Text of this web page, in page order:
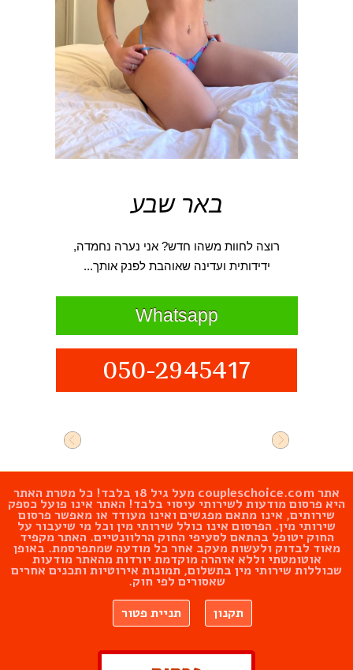
050-2945417
באר שבע
רוצה לחוות משהו חדש? אני נערה נחמדה,
ידידותית ועדינה שאוהבת לפנק אותך...
Whatsapp
אתרcoupleschoice.com מעל גיל 18 בלבד! כל מטרת האתר
היא פרסום מודעות לשירותי עיסוי בלבד! האתר אינו פועל כספק
שירותים, אינו מתאם מפגשים ואינו מעודד או מאפשר פרסום
שירותי מין. הפרסום אינו כולל שירותי מין וכל מי שיעבור על
החוק יטופל בהתאם לסעיפי החוק הרלוונטיים. האתר מקפיד
מאוד לבדוק ולעשות מעקב אחר כל מודעה שמתפרסמת. באופן
אוטומטתי וללא אזהרה מוקדמת יורדות מהאתר מודעות
שכוללות שירותי מין בתשלום, תמונות אירוטיות ותכנים אחרים
שאסורים לפי חוק.
תקנון
תניית פטור